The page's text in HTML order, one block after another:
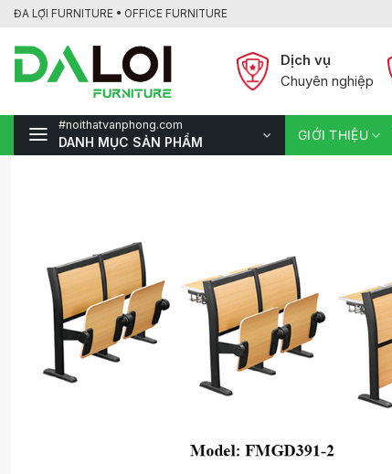
Bỏ
nội
dung
ĐA LỢI FURNITURE • OFFICE FURNITURE
Dịch vụ
Chuyên nghiệp
#noithatvanphong.com
DANH MỤC SẢN PHẨM GIỚI THIỆU